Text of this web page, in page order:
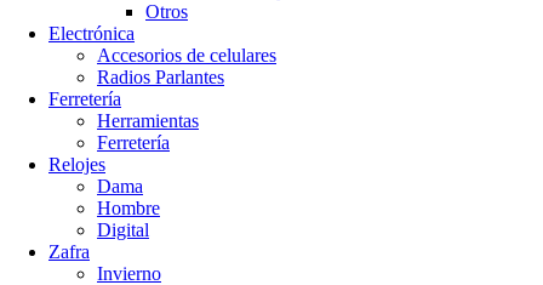
Otros
Electrónica
Accesorios de celulares
Radios Parlantes
Ferretería
Herramientas
Ferretería
Relojes
Dama
Hombre
Digital
Zafra
Invierno